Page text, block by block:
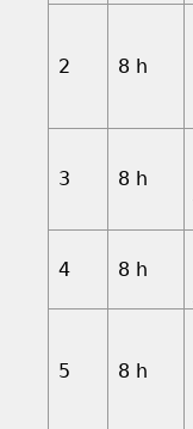
2 8 h
3 8 h
4 8 h
5 8 h